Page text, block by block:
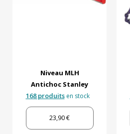
Niveau MLH
Antichoc Stanley
168 produitsen stock
23,90 €